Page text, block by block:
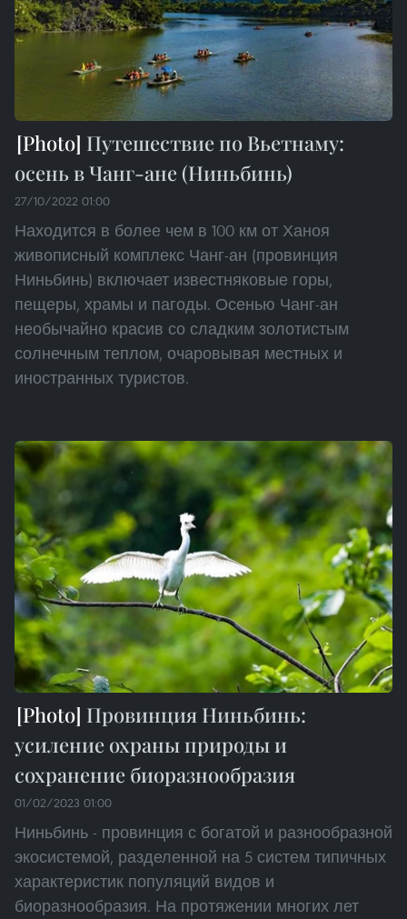
Путешествие по Вьетнаму:
осень в Чанг-ане (Ниньбинь)
27/10/2022 01:00
Находится в более чем в 100 км от Ханоя
живописный комплекс Чанг-ан (провинция
Ниньбинь) включает известняковые горы,
пещеры, храмы и пагоды. Осенью Чанг-ан
необычайно красив со сладким золотистым
солнечным теплом, очаровывая местных и
иностранных туристов.
Провинция Ниньбинь:
усиление охраны природы и
сохранение биоразнообразия
01/02/2023 01:00
Ниньбинь - провинция с богатой и разнообразной
экосистемой, разделенной на 5 систем типичных
характеристик популяций видов и
биоразнообразия. На протяжении многих лет